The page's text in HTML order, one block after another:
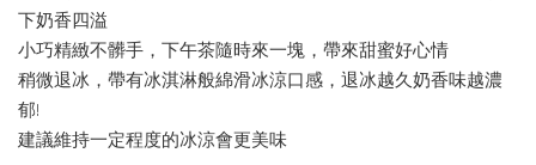
下奶香四溢
小巧精緻不髒手，下午茶隨時來一塊，帶來甜蜜好心情
稍微退冰，帶有冰淇淋般綿滑冰涼口感，退冰越久奶香味越濃
郁!
建議維持一定程度的冰涼會更美味